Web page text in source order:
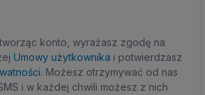
konto, wyrażasz zgodę na
Umowy użytkownika i potwierdzasz
. Możesz otrzymywać od nas
i w każdej chwili możesz z nich